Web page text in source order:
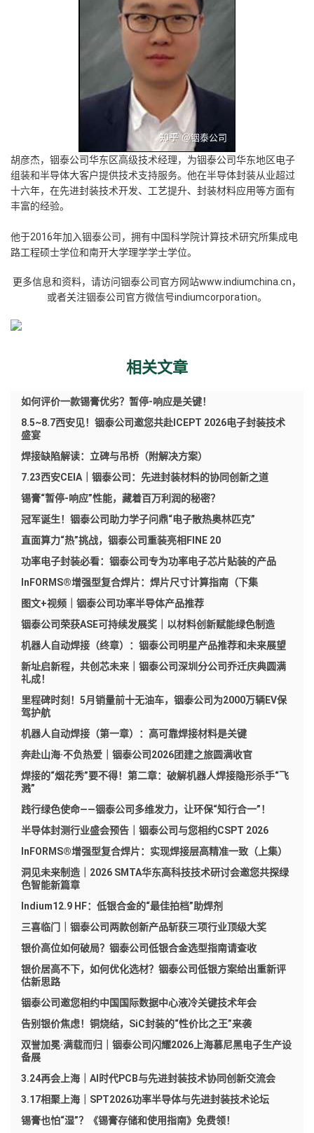
胡彦杰，铟泰公司华东区高级技术经理， 为铟泰公司华东地区电子
组装和半导体大客户提供技术支持服务。他在半导体封装从业超过
十六年，在先进封装技术开发、工艺提升、封装材料应用等方面有
丰富的经验。
他于2016年加入铟泰公司，拥有中国科学院计算技术研究所集成电
路工程硕士学位和南开大学理学学士学位。
更多信息和资料，请访问铟泰公司官方网站www.indiumchina.cn，
或者关注铟泰公司官方微信号indiumcorporation。
相关文章
如何评价一款锡膏优劣？暂停-响应是关键！
8.5~8.7西安见！铟泰公司邀您共赴ICEPT 2026电子封装技术
盛宴
焊接缺陷解读：立碑与吊桥（附解决方案）
7.23西安CEIA｜铟泰公司：先进封装材料的协同创新之道
锡膏“暂停-响应”性能，藏着百万利润的秘密？
冠军诞生！铟泰公司助力学子问鼎“电子散热奥林匹克”
直面算力“热”挑战，铟泰公司重装亮相FINE 20
功率电子封装必看：铟泰公司专为功率电子芯片贴装的产品
InFORMS®增强型复合焊片：焊片尺寸计算指南（下集
图文+视频｜铟泰公司功率半导体产品推荐
铟泰公司荣获ASE可持续发展奖｜以材料创新赋能绿色制造
机器人自动焊接（终章）：铟泰公司明星产品推荐和未来展望
新址启新程，共创芯未来｜铟泰公司深圳分公司乔迁庆典圆满
礼成！
里程碑时刻！5月销量前十无油车，铟泰公司为2000万辆EV保
驾护航
机器人自动焊接（第一章）：高可靠焊接材料是关键
奔赴山海·不负热爱｜铟泰公司2026团建之旅圆满收官
焊接的“烟花秀”要不得！第二章：破解机器人焊接隐形杀手“飞
溅”
践行绿色使命——铟泰公司多维发力，让环保“知行合一”！
半导体封测行业盛会预告｜铟泰公司与您相约CSPT 2026
InFORMS®增强型复合焊片：实现焊接层高精准一致（上集）
洞见未来制造｜2026 SMTA华东高科技技术研讨会邀您共探绿
色智能新篇章
Indium12.9 HF：低银合金的“最佳拍档”助焊剂
三喜临门｜铟泰公司两款创新产品斩获三项行业顶级大奖
银价高位如何破局？铟泰公司低银合金选型指南请查收
银价居高不下，如何优化选材？铟泰公司低银方案给出重新评
估新思路
铟泰公司邀您相约中国国际数据中心液冷关键技术年会
告别银价焦虑！铜烧结，SiC封装的“性价比之王”来袭
双誉加冕·满载而归｜铟泰公司闪耀2026上海慕尼黑电子生产设
备展
3.24再会上海｜AI时代PCB与先进封装技术协同创新交流会
3.17相聚上海｜SPT2026功率半导体与先进封装技术论坛
锡膏也怕“湿”？《锡膏存储和使用指南》免费领！